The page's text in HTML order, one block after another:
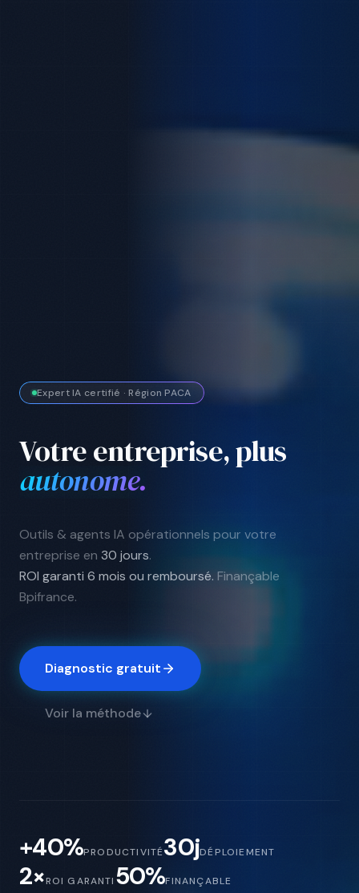
Expert IA certifié · Région PACA
Votre entreprise, plus
rentable.
Outils & agents IA opérationnels pour votre
entreprise en 30 jours.
ROI garanti 6 mois ou remboursé. Finançable
Bpifrance.
Diagnostic gratuit
Voir la méthode
+40%PRODUCTIVITÉ30jDÉPLOIEMENT
2×ROI GARANTI 50%FINANÇABLE